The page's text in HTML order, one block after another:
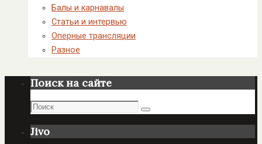
Балы и карнавалы
Статьи и интервью
Оперные трансляции
Разное
Поиск на сайте
Поиск
Поиск
Jivo